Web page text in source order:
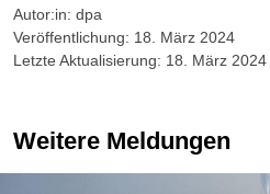
Autor:in: dpa
Veröffentlichung: 18. März 2024
Letzte Aktualisierung: 18. März 2024
Weitere Meldungen